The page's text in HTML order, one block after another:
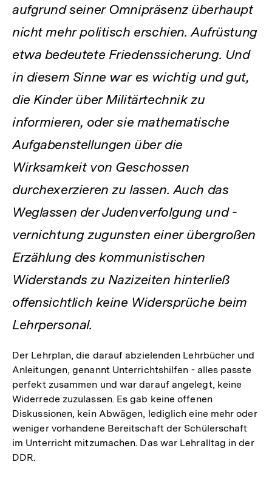
aufgrund seiner Omnipräsenz überhaupt
nicht mehr politisch erschien. Aufrüstung
etwa bedeutete Friedenssicherung. Und
in diesem Sinne war es wichtig und gut,
die Kinder über Militärtechnik zu
informieren, oder sie mathematische
Aufgabenstellungen über die
Wirksamkeit von Geschossen
durchexerzieren zu lassen. Auch das
Weglassen der Judenverfolgung und -
vernichtung zugunsten einer übergroßen
Erzählung des kommunistischen
Widerstands zu Nazizeiten hinterließ
offensichtlich keine Widersprüche beim
Lehrpersonal.
Der Lehrplan, die darauf abzielenden Lehrbücher und
Anleitungen, genannt Unterrichtshilfen - alles passte
perfekt zusammen und war darauf angelegt, keine
Widerrede zuzulassen. Es gab keine offenen
Diskussionen, kein Abwägen, lediglich eine mehr oder
weniger vorhandene Bereitschaft der Schülerschaft
im Unterricht mitzumachen. Das war Lehralltag in der
DDR.